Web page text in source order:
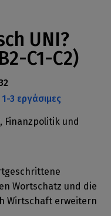
UNI?
C1-C2)
3 εργάσιμες
Finanzpolitik und
Wortschatz und die
Wirtschaft erweitern